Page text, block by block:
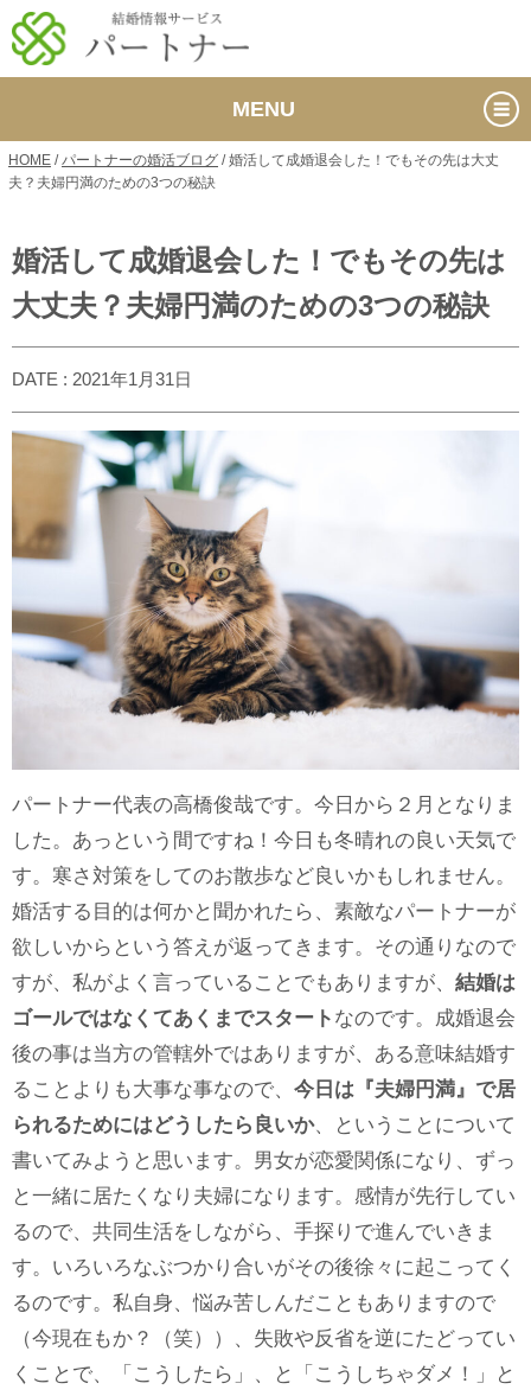
MENU
HOME /パートナーの婚活ブログ /婚活して成婚退会した！でもその先は大丈
夫？夫婦円満のための3つの秘訣
婚活して成婚退会した！でもその先は
大丈夫？夫婦円満のための3つの秘訣
DATE : 2021年1月31日
パートナー代表の高橋俊哉です。今日から２月となりま
した。あっという間ですね！今日も冬晴れの良い天気で
す。寒さ対策をしてのお散歩など良いかもしれません。
婚活する目的は何かと聞かれたら、素敵なパートナーが
欲しいからという答えが返ってきます。その通りなので
すが、私がよく言っていることでもありますが、 結婚は
ゴールではなくてあくまでスタート なのです。成婚退会
後の事は当方の管轄外ではありますが、ある意味結婚す
ることよりも大事な事なので、 今日は『夫婦円満』で居
られるためにはどうしたら良いか、ということについて
書いてみようと思います。男女が恋愛関係になり、ずっ
と一緒に居たくなり夫婦になります。感情が先行してい
るので、共同生活をしながら、手探りで進んでいきま
す。いろいろなぶつかり合いがその後徐々に起こってく
るのです。私自身、悩み苦しんだこともありますので
（今現在もか？（笑））、失敗や反省を逆にたどってい
くことで、「こうしたら」、と「こうしちゃダメ！」と